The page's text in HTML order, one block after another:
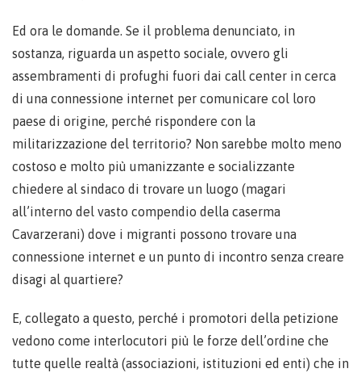
Ed ora le domande. Se il problema denunciato, in
sostanza, riguarda un aspetto sociale, ovvero gli
assembramenti di profughi fuori dai call center in cerca
di una connessione internet per comunicare col loro
paese di origine, perché rispondere con la
militarizzazione del territorio? Non sarebbe molto meno
costoso e molto più umanizzante e socializzante
chiedere al sindaco di trovare un luogo (magari
all’interno del vasto compendio della caserma
Cavarzerani) dove i migranti possono trovare una
connessione internet e un punto di incontro senza creare
disagi al quartiere?
E, collegato a questo, perché i promotori della petizione
vedono come interlocutori più le forze dell’ordine che
tutte quelle realtà (associazioni, istituzioni ed enti) che in